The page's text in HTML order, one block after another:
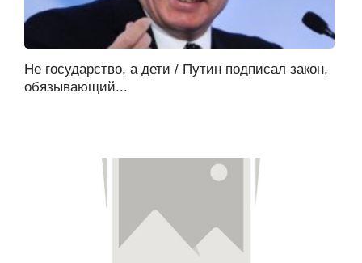
Не государство, а дети / Путин подписал закон,
обязывающий...